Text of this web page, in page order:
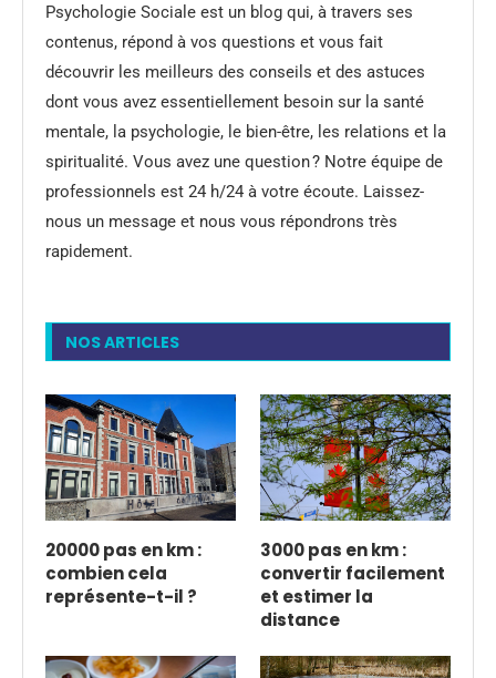
Psychologie Sociale est un blog qui, à travers ses
contenus, répond à vos questions et vous fait
découvrir les meilleurs des conseils et des astuces
dont vous avez essentiellement besoin sur la santé
mentale, la psychologie, le bien-être, les relations et la
spiritualité. Vous avez une question ? Notre équipe de
professionnels est 24 h/24 à votre écoute. Laissez-
nous un message et nous vous répondrons très
rapidement.
NOS ARTICLES
20000 pas en km :
combien cela
représente-t-il ?
3000 pas en km :
convertir facilement
et estimer la
distance